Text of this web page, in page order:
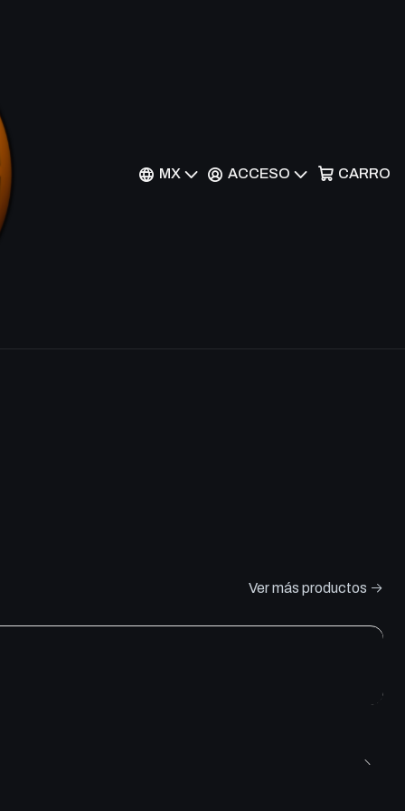
MX ACCESO CARRO
- IOC-055 - Common
al Carrito
Ver más productos